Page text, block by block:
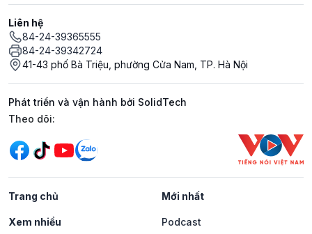
Liên hệ
84-24-39365555
84-24-39342724
41-43 phố Bà Triệu, phường Cửa Nam, TP. Hà Nội
Phát triển và vận hành bởi SolidTech
Mạng xã hội
Theo dõi:
Trang chủ Mới nhất
Xem nhiều Podcast